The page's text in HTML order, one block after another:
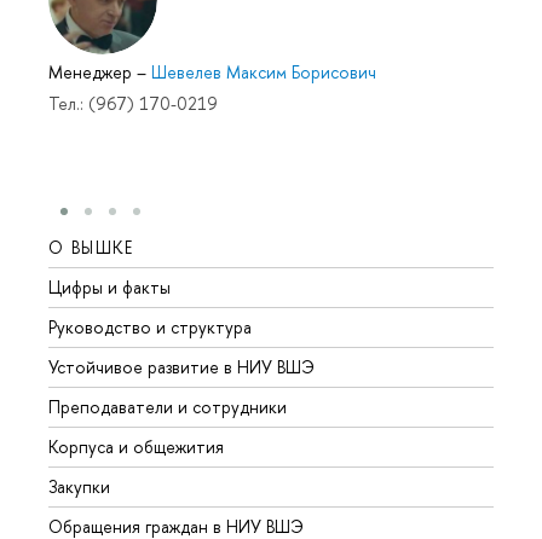
Менеджер – Шевелев Максим Борисович
Тел.: (967) 170-0219
О ВЫШКЕ
Цифры и факты
Руководство и структура
Устойчивое развитие в НИУ ВШЭ
Преподаватели и сотрудники
Корпуса и общежития
Закупки
Обращения граждан в НИУ ВШЭ